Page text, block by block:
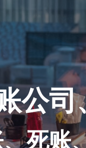
公司
死账